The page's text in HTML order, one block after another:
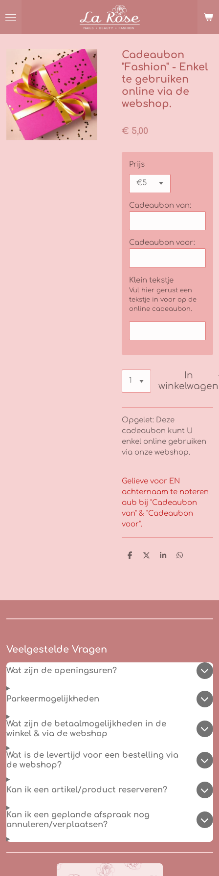
direct
hoofdinhoud
Cadeaubon
"Fashion" - Enkel
te gebruiken
online via de
webshop.
€ 5,00
Prijs
Cadeaubon van:
Cadeaubon voor:
Klein tekstje
Vul hier gerust een
tekstje in voor op de
online cadeaubon.
In
winkelwagen
Opgelet: Deze
cadeaubon kunt U
enkel online gebruiken
via onze webshop.
Gelieve voor EN
achternaam te noteren
aub bij "Cadeaubon
van" & "Cadeaubon
voor".
D
D
S
D
Veelgestelde Vragen
Wat zijn de openingsuren?
Parkeermogelijkheden
Wat zijn de betaalmogelijkheden in de
winkel & via de webshop
Wat is de levertijd voor een bestelling via
de webshop?
Kan ik een artikel/product reserveren?
Kan ik een geplande afspraak nog
annuleren/verplaatsen?